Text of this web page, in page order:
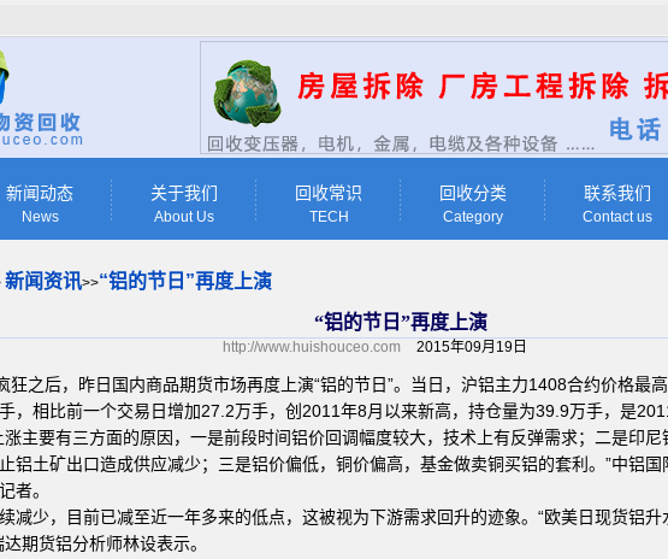
新闻动态
News
关于我们
About Us
回收常识
TECH
回收分类
Category
联系我们
Contact us
新闻资讯>>“铝的节日”再度上演
“铝的节日”再度上演
http://www.huishouceo.com 2015年09月19日
狂之后，昨日国内商品期货市场再度上演“铝的节日”。当日，沪铝主力1408合约价格最
，相比前一个交易日增加27.2万手，创2011年8月以来新高，持仓量为39.9万手，是
涨主要有三方面的原因，一是前段时间铝价回调幅度较大，技术上有反弹需求；二是印
铝土矿出口造成供应减少；三是铝价偏低，铜价偏高，基金做卖铜买铝的套利。”中铝
者。
减少，目前已减至近一年多来的低点，这被视为下游需求回升的迹象。“欧美日现货铝
期货铝分析师林设表示。